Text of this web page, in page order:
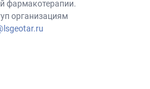
фармакотерапии.
организациям